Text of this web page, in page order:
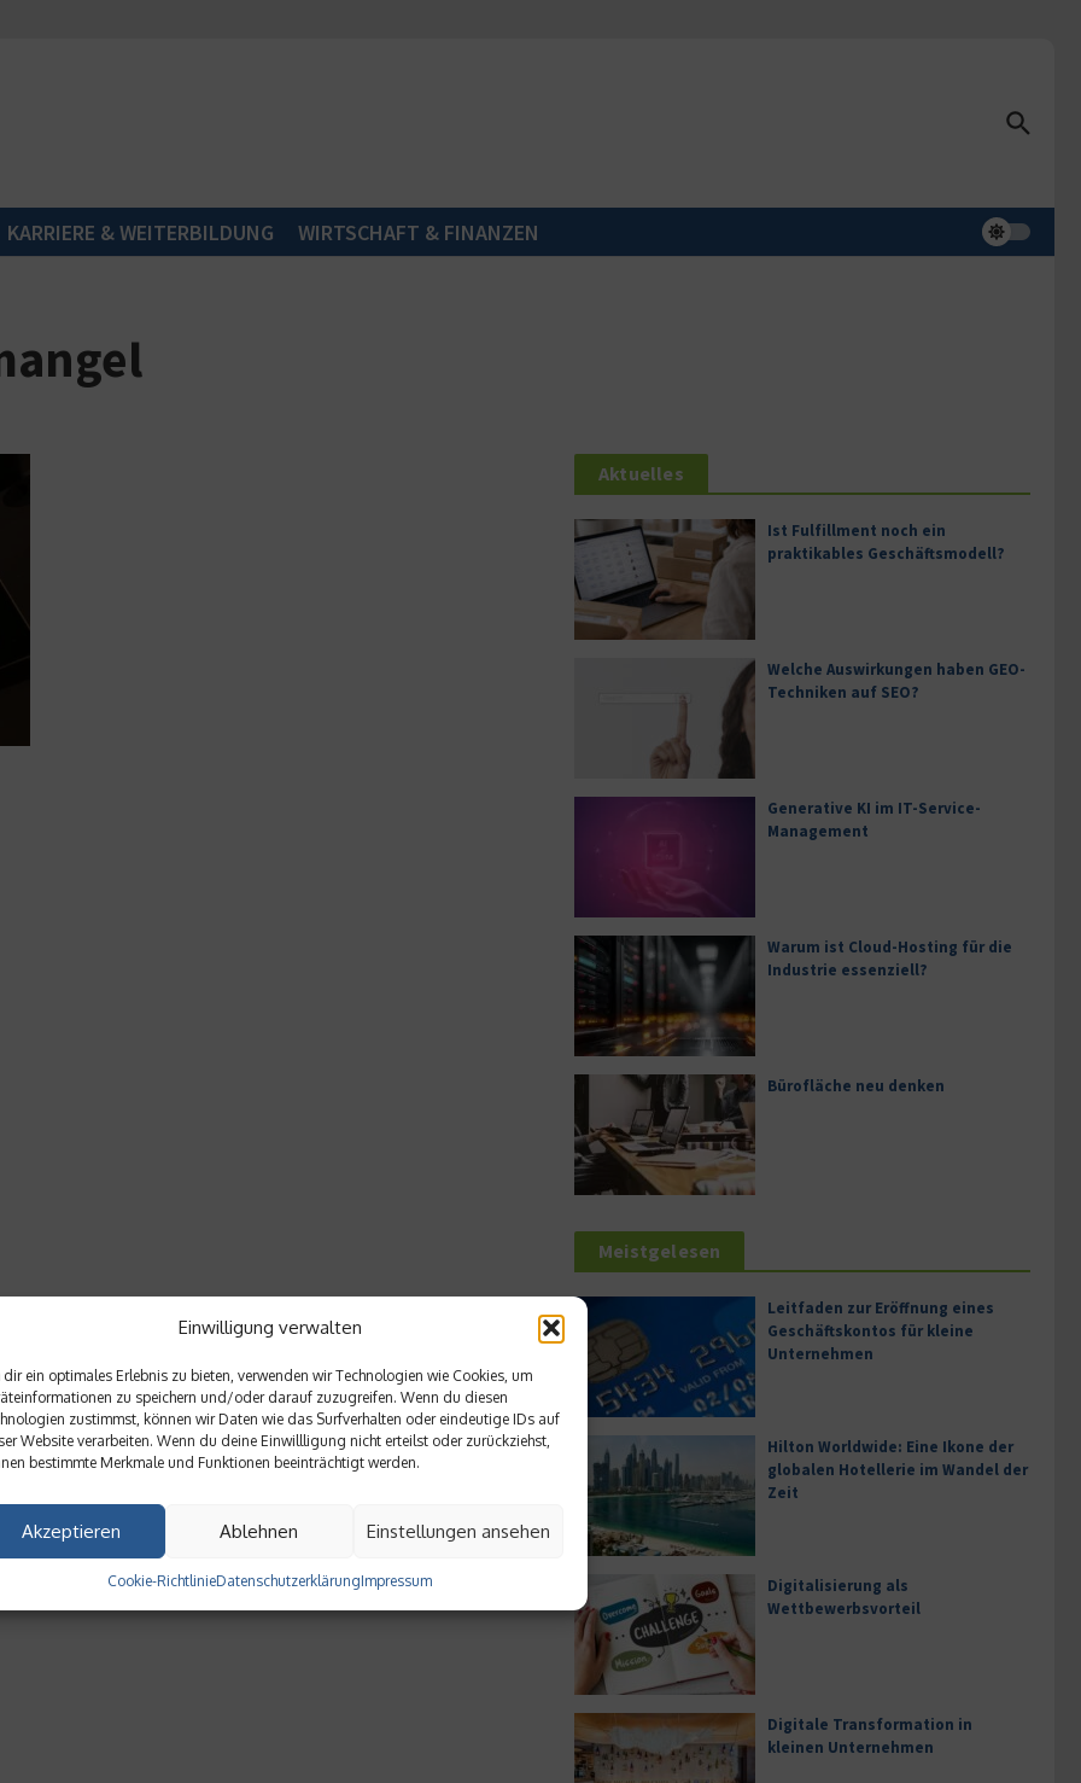
Einwilligung verwalten
dir ein optimales Erlebnis zu bieten, verwenden wir Technologien wie Cookies, um
zu speichern und/oder darauf zuzugreifen. Wenn du diesen
zustimmst, können wir Daten wie das Surfverhalten oder eindeutige IDs auf
Website verarbeiten. Wenn du deine Einwillligung nicht erteilst oder zurückziehst,
bestimmte Merkmale und Funktionen beeinträchtigt werden.
Akzeptieren Ablehnen Einstellungen ansehen
Cookie-RichtlinieDatenschutzerklärungImpressum
KARRIERE & WEITERBILDUNG WIRTSCHAFT & FINANZEN
Aktuelles
Ist Fulfillment noch ein
praktikables Geschäftsmodell?
Welche Auswirkungen haben GEO-
Techniken auf SEO?
Generative KI im IT-Service-
Management
Warum ist Cloud-Hosting für die
Industrie essenziell?
Bürofläche neu denken
Meistgelesen
Leitfaden zur Eröffnung eines
Geschäftskontos für kleine
Unternehmen
Hilton Worldwide: Eine Ikone der
globalen Hotellerie im Wandel der
Zeit
Digitalisierung als
Wettbewerbsvorteil
Digitale Transformation in
kleinen Unternehmen